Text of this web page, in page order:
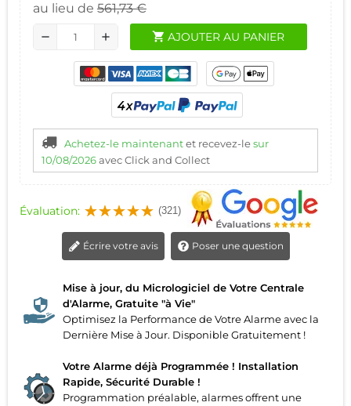
au lieu de 561,73 €
remove add shopping_cart AJOUTER AU PANIER
Achetez-le maintenantet recevez-lesur
10/08/2026avec Click and Collect
Évaluation: (321)
Écrire votre avis Poser une question
Mise à jour, du Micrologiciel de Votre Centrale
d'Alarme, Gratuite "à Vie"
Optimisez la Performance de Votre Alarme avec la
Dernière Mise à Jour. Disponible Gratuitement !
Votre Alarme déjà Programmée ! Installation
Rapide, Sécurité Durable !
Programmation préalable, alarmes offrent une